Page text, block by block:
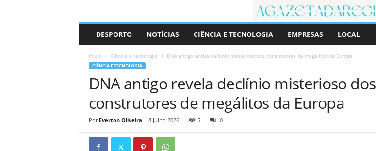
r
DESPORTO NOTÍCIAS CIÊNCIA E TECNOLOGIA EMPRESAS LOCAL
Início Ciência e tecnologia DNA antigo revela declínio misterioso dos construtores de megálitos da Europa
CIÊNCIA E TECNOLOGIA
DNA antigo revela declínio misterioso dos
construtores de megálitos da Europa
Por Everton Oliveira - 8 Julho 2026 5 0